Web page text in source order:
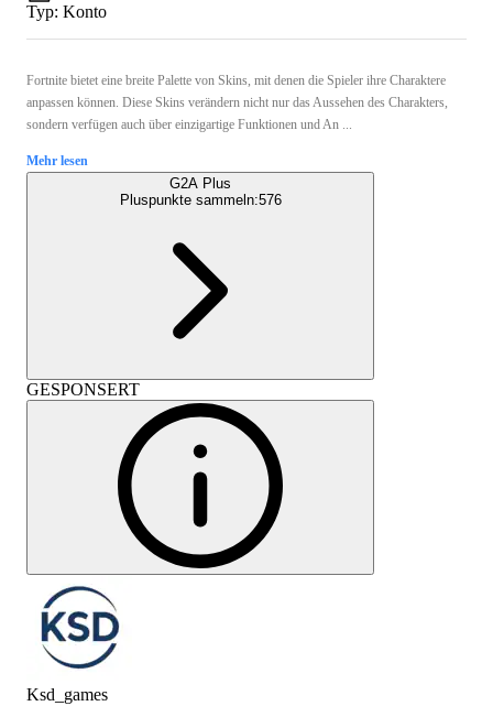
Typ: Konto
Fortnite bietet eine breite Palette von Skins, mit denen die Spieler ihre Charaktere
anpassen können. Diese Skins verändern nicht nur das Aussehen des Charakters,
sondern verfügen auch über einzigartige Funktionen und An ...
Mehr lesen
G2A Plus
Pluspunkte sammeln:576
GESPONSERT
Ksd_games